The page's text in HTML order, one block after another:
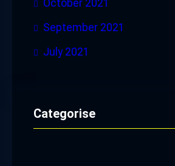
October 2021
September 2021
July 2021
Categorise